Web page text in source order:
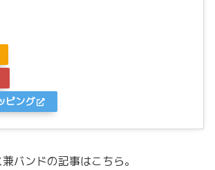
ピング
バンドの記事はこちら。